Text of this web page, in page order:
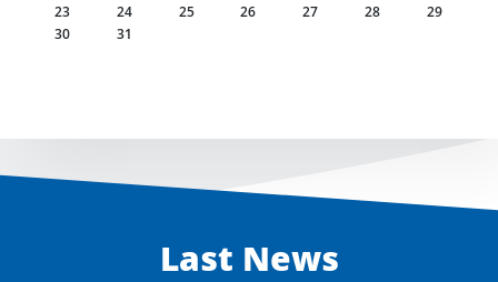
23
24 25 26 27 28
29
30
31
Last News